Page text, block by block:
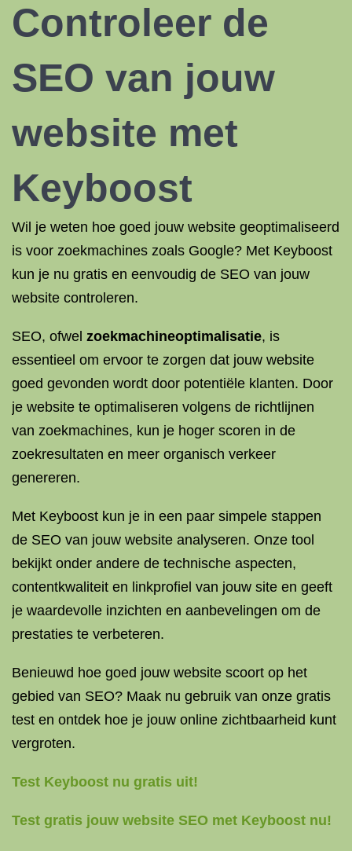
Controleer de
SEO van jouw
website met
Keyboost
Wil je weten hoe goed jouw website geoptimaliseerd
is voor zoekmachines zoals Google? Met Keyboost
kun je nu gratis en eenvoudig de SEO van jouw
website controleren.
SEO, ofwel zoekmachineoptimalisatie, is
essentieel om ervoor te zorgen dat jouw website
goed gevonden wordt door potentiële klanten. Door
je website te optimaliseren volgens de richtlijnen
van zoekmachines, kun je hoger scoren in de
zoekresultaten en meer organisch verkeer
genereren.
Met Keyboost kun je in een paar simpele stappen
de SEO van jouw website analyseren. Onze tool
bekijkt onder andere de technische aspecten,
contentkwaliteit en linkprofiel van jouw site en geeft
je waardevolle inzichten en aanbevelingen om de
prestaties te verbeteren.
Benieuwd hoe goed jouw website scoort op het
gebied van SEO? Maak nu gebruik van onze gratis
test en ontdek hoe je jouw online zichtbaarheid kunt
vergroten.
Test Keyboost nu gratis uit!
Test gratis jouw website SEO met Keyboost nu!